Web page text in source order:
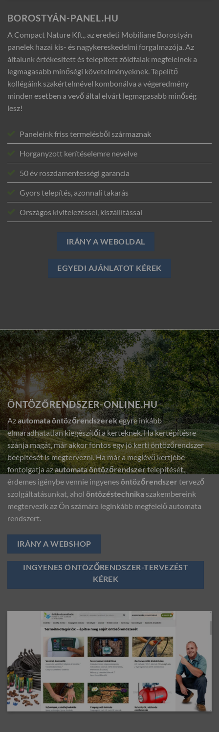
BOROSTYÁN-PANEL.HU
A Compact Nature Kft., az eredeti Mobiliane Borostyán
panelek hazai kis- és nagykereskedelmi forgalmazója. Az
általunk értékesített és telepített zöldfalak megfelelnek a
legmagasabb minőségi követelményeknek. Tepelítő
kollégáink szakértelmével kombonálva a végeredmény
minden esetben a vevő által elvárt legmagasabb minőség
lesz!
Paneleink friss termelésből származnak
Horganyzott kerítéselemre nevelve
50 év roszdamentességi garancia
Gyors telepítés, azonnali takarás
Országos kivitelezéssel, kiszállítással
IRÁNY A WEBOLDAL
EGYEDI AJÁNLATOT KÉREK
ÖNTÖZŐRENDSZER-ONLINE.HU
Azautomata öntözőrendszerekegyre inkább
elmaradhatatlan kiegészítői a kerteknek. Ha kertépítésre
szánja magát, már akkor fontos egy jó kerti öntözőrendszer
beépítését is megtervezni. Ha már a meglévő kertjébe
fontolgatja azautomata öntözőrendszertelepítését,
érdemes igénybe vennie ingyenes öntözőrendszer tervező
szolgáltatásunkat, ahol öntözéstechnika szakembereink
megtervezik az Ön számára leginkább megfelelő automata
rendszert.
IRÁNY A WEBSHOP
INGYENES ÖNTÖZŐRENDSZER-TERVEZÉST
KÉREK